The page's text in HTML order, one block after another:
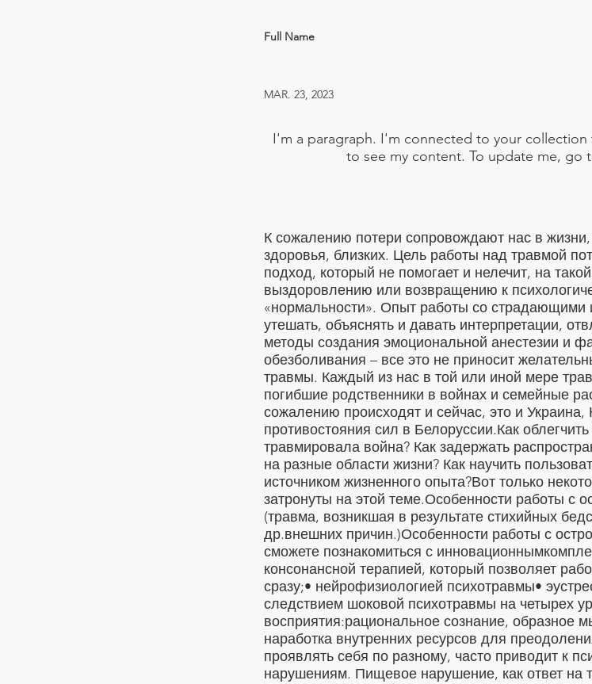
Full Name
MAR. 23, 2023
I'm a paragraph. I'm connected to your collection
to see my content. To update me, go
К сожалению потери сопровождают нас в
здоровья, близких. Цель работы над травмой
подход, который не помогает и нелечит, на
выздоровлению или возвращению к
«нормальности». Опыт работы со страдающими
утешать, объяснять и давать интерпретации,
методы создания эмоциональной анестезии и
обезболивания – все это не приносит
травмы. Каждый из нас в той или иной мере
погибшие родственники в войнах и семейные
сожалению происходят и сейчас, это и
противостояния сил в Белоруссии.Как
травмировала война? Как задержать
на разные области жизни? Как научить
источником жизненного опыта?Вот только
затронуты на этой теме.Особенности работы с
(травма, возникшая в результате стихийных
др.внешних причин.)Особенности работы с
сможете познакомиться с
консонансной терапией, который позволяет
сразу;• нейрофизиологией психотравмы•
следствием шоковой психотравмы на четырех
восприятия:рациональное сознание, образное
наработка внутренних ресурсов для
проявлять себя по разному, часто приводит к
нарушениям. Пищевое нарушение, как ответ на